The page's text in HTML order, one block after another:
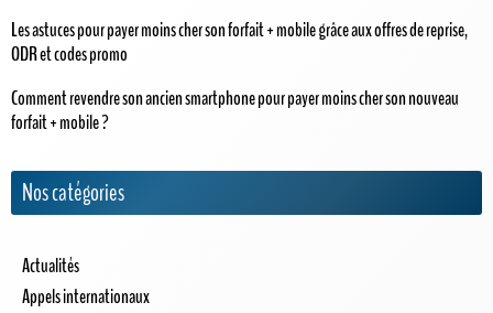
Les astuces pour payer moins cher son forfait + mobile grâce aux offres de reprise,
ODR et codes promo
Comment revendre son ancien smartphone pour payer moins cher son nouveau
forfait + mobile ?
Nos catégories
Actualités
Appels internationaux